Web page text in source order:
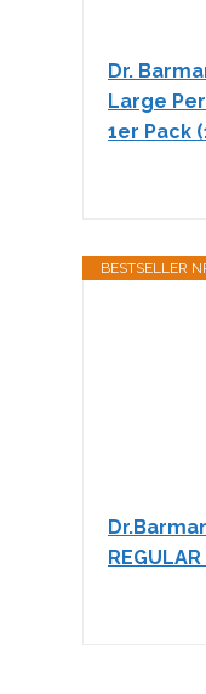
Dr.
Large
1er Pack
BESTSELLER